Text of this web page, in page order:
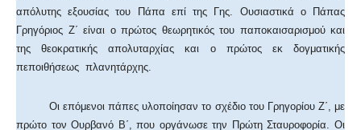
απόλυτης εξουσίας του Πάπα επί της Γης. Ουσιαστικά ο Πάπας
Γρηγόριος Ζ΄ είναι ο πρώτος θεωρητικός του παποκαισαρισμού και
της θεοκρατικής απολυταρχίας και ο πρώτος εκ δογματικής
πεποιθήσεως πλανητάρχης.
Οι επόμενοι πάπες υλοποίησαν το σχέδιο του Γρηγορίου Ζ΄, με
πρώτο τον Ουρβανό Β΄, που οργάνωσε την Πρώτη Σταυροφορία. Οι